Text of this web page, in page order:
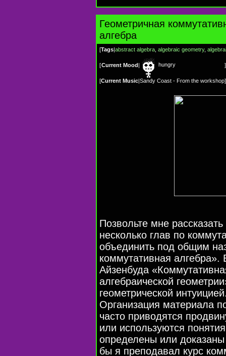
Геометричная
алгебра
[Tags|abstract algebra algebraic geometry,
[Current Mood| hungry ]
[Current Music|Sandy Coast - From the workshop]
Позвольте мне
несколько глав по
объединить под общим
коммутативная алгебра».
Айзенбуда
алгебраической
геометрической
Организация материала
часто приводятся
или используются
определены или
бы я преподавал курс